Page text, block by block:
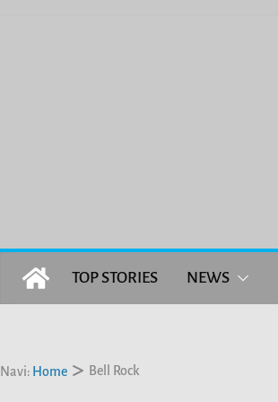
TOP STORIES NEWS
Navi: Home Bell Rock